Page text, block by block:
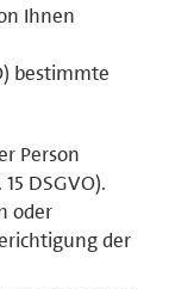
Ihnen
bestimmte
Person
DSGVO).
oder
der